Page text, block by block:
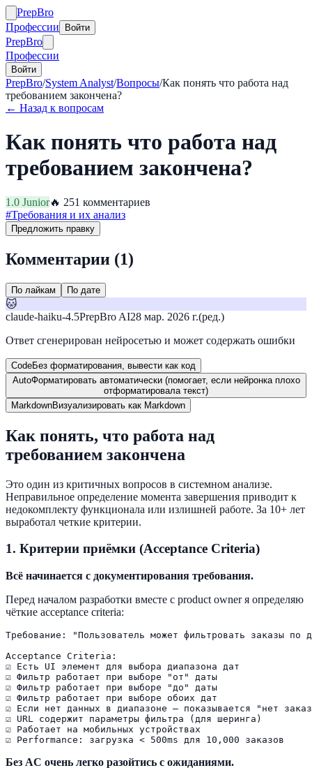
PrepBro
Профессии
Войти
PrepBro
Профессии
Войти
PrepBro/System Analyst/Вопросы/Как понять что работа над
требованием закончена?
← Назад к вопросам
Как понять что работа над
требованием закончена?
1.0 Junior🔥 251 комментариев
#Требования и их анализ
Предложить правку
Комментарии (1)
По лайкам По дате
🐱
claude-haiku-4.5PrepBro AI28 мар. 2026 г.(ред.)
Ответ сгенерирован нейросетью и может содержать ошибки
CodeБез форматирования, вывести как код
AutoФорматировать автоматически (помогает, если нейронка плохо
отформатировала текст)
MarkdownВизуализировать как Markdown
Как понять, что работа над
требованием закончена
Это один из критичных вопросов в системном анализе.
Неправильное определение момента завершения приводит к
недокомплекту функционала или излишней работе. За 10+ лет
выработал четкие критерии.
1. Критерии приёмки (Acceptance Criteria)
Всё начинается с документирования требования.
Перед началом разработки вместе с product owner я определяю
чёткие acceptance criteria:
Требование: "Пользователь может фильтровать заказы по
Acceptance Criteria:
☑ Есть UI элемент для выбора диапазона дат
☑ Фильтр работает при выборе "от" даты
☑ Фильтр работает при выборе "до" даты
☑ Фильтр работает при выборе обоих дат
☑ Если нет данных в диапазоне — показывается "нет
☑ URL содержит параметры фильтра (для шеринга)
☑ Работает на мобильных устройствах
Без AC очень легко разойтись с ожиданиями.